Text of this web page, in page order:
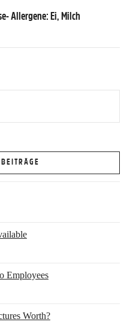
Allergene: Ei, Milch
Employees
Worth?